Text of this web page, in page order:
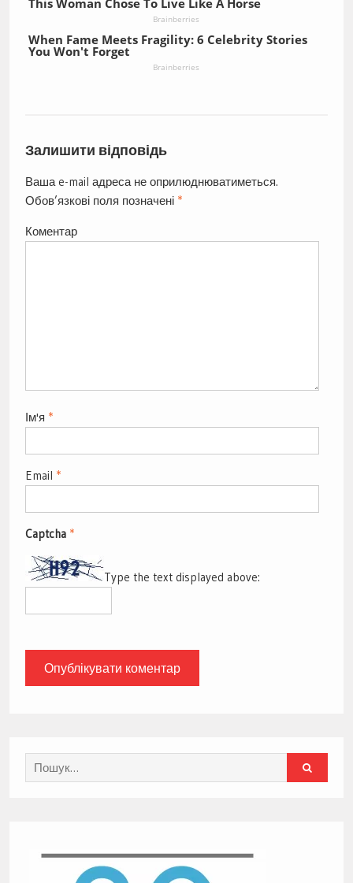
This Woman Chose To Live Like A Horse
Brainberries
When Fame Meets Fragility: 6 Celebrity Stories
You Won't Forget
Brainberries
Залишити відповідь
Ваша e-mail адреса не оприлюднюватиметься.
Обов’язкові поля позначені *
Коментар
Ім'я *
Email *
Captcha *
Type the text displayed above:
Search
for: